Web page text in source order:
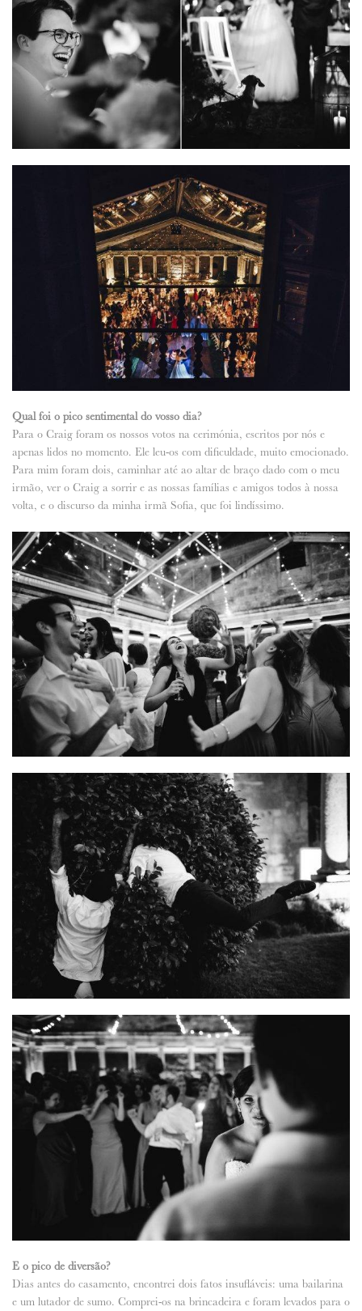
Qual foi o pico sentimental do vosso dia?
Para o Craig foram os nossos votos na cerimónia, escritos por nós e
apenas lidos no momento. Ele leu-os com dificuldade, muito emocionado.
Para mim foram dois, caminhar até ao altar de braço dado com o meu
irmão, ver o Craig a sorrir e as nossas famílias e amigos todos à nossa
volta, e o discurso da minha irmã Sofia, que foi lindíssimo.
E o pico de diversão?
Dias antes do casamento, encontrei dois fatos insufláveis: uma bailarina
e um lutador de sumo. Comprei-os na brincadeira e foram levados para o